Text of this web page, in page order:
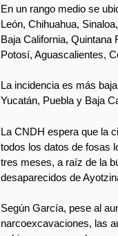
En un rango medio se
León, Chihuahua,
Baja California, Quintana
Potosí, Aguascalientes,
La incidencia es más
Yucatán, Puebla y Baja
La CNDH espera que la
todos los datos de fosas
tres meses, a raíz de la
desaparecidos de
Según García, pese al
narcoexcavaciones, las